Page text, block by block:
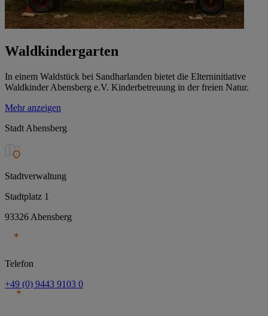
Waldkindergarten
In einem Waldstück bei Sandharlanden bietet die Elterninitiative
Waldkinder Abensberg e.V. Kinderbetreuung in der freien Natur.
Mehr anzeigen
Stadt Abensberg
Stadtverwaltung
Stadtplatz 1
93326 Abensberg
Telefon
+49 (0) 9443 9103 0